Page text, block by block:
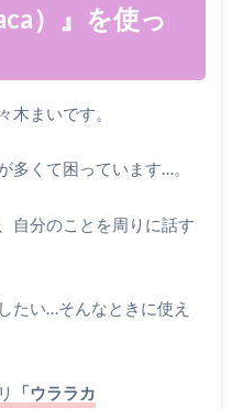
）』を使っ
木まいです。
多くて困っています…。
自分のことを周りに話す
たい…そんなときに使え
「ウララカ